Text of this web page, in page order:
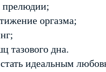
прелюдии;
оргазма;
тазового дна.
идеальным